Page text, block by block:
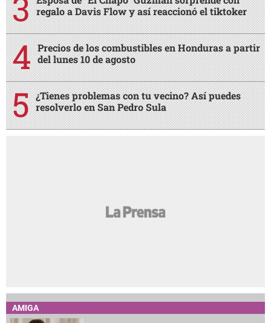
regalo a Davis Flow y así reaccionó el tiktoker
Precios de los combustibles en Honduras a partir
del lunes 10 de agosto
¿Tienes problemas con tu vecino? Así puedes
resolverlo en San Pedro Sula
AMIGA